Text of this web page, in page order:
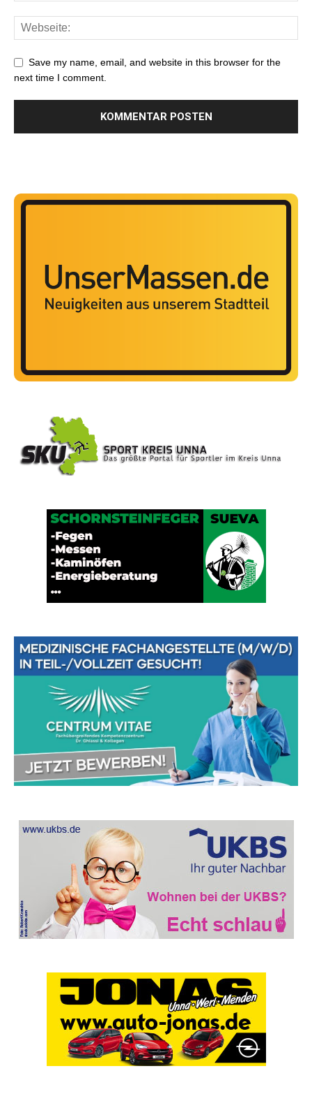
Save my name, email, and website in this browser for the
next time I comment.